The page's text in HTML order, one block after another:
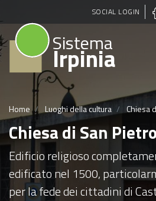
Salta
al
SOCIAL LOGIN
Sistema
Irpinia
Home Luoghi della cultura Chiesa
Chiesa di San Pietro
Edificio religioso
edificato nel 1500,
per la fede dei cittadini di